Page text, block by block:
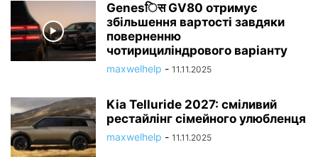
Genesिस GV80 отримує
збільшення вартості завдяки
поверненню
чотирициліндрового варіанту
maxwelhelp - 11.11.2025
Kia Telluride 2027: сміливий
рестайлінг сімейного улюбленця
maxwelhelp - 11.11.2025